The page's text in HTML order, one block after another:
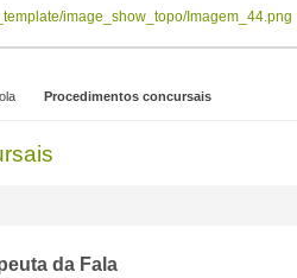
image_show_topo/Imagem_44.png
Procedimentos concursais
da Fala